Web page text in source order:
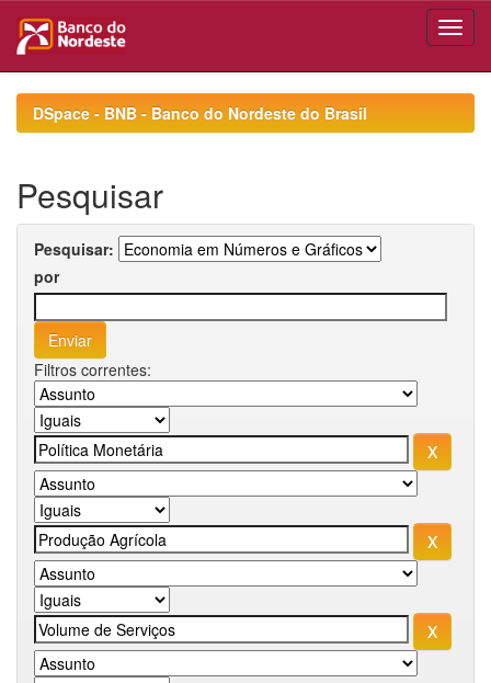
navigationDSpace - BNB - Banco do Nordeste do Brasil
Pesquisar
Pesquisar:
por
Filtros correntes: